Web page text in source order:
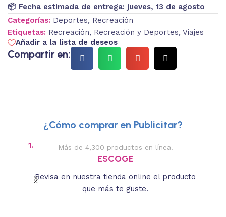
📦 Fecha estimada de entrega: jueves, 13 de agosto
Categorías: Deportes, Recreación
Etiquetas: Recreación, Recreación y Deportes, Viajes
Añadir a la lista de deseos
Compartir en:
¿Cómo comprar en Publicitar?
1. Más de 4,300 productos en línea.
ESCOGE
Revisa en nuestra tienda online el producto
que más te guste.